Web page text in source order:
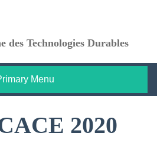
des Technologies Durables
Menu
2020